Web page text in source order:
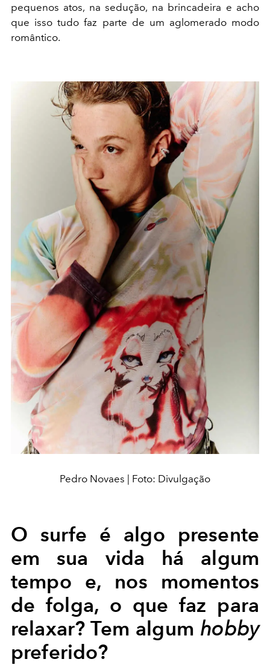
pequenos atos, na sedução, na brincadeira e acho
que isso tudo faz parte de um aglomerado modo
romântico.
Pedro Novaes | Foto: Divulgação
O surfe é algo presente
em sua vida há algum
tempo e, nos momentos
de folga, o que faz para
relaxar? Tem algum hobby
preferido?